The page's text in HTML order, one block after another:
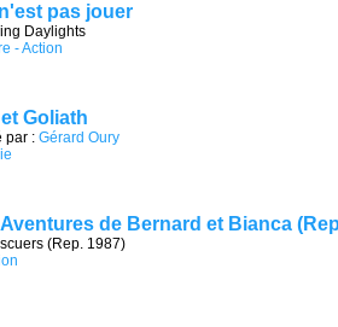
pas jouer
Daylights
- Action
Goliath
par : Gérard Oury
de Bernard et Bianca
(Rep. 1987)